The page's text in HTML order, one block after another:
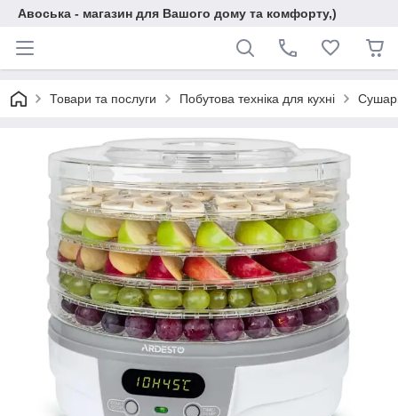
Авоська - магазин для Вашого дому та комфорту,)
Товари та послуги Побутова техніка для кухні